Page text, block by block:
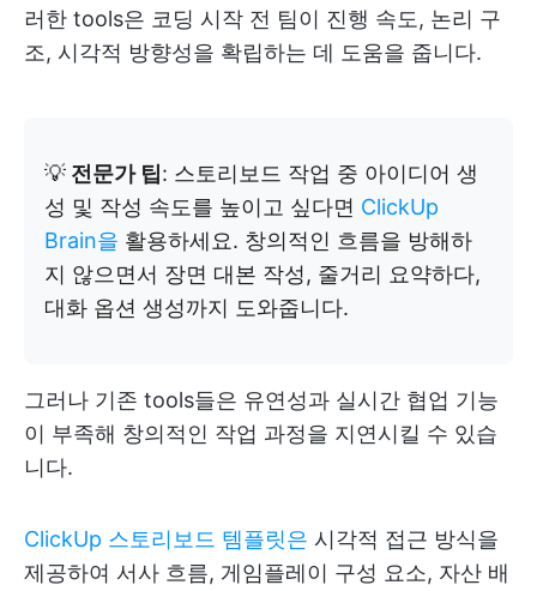
러한 tools은 코딩 시작 전 팀이 진행 속도, 논리 구
조, 시각적 방향성을 확립하는 데 도움을 줍니다.
💡 전문가 팁: 스토리보드 작업 중 아이디어 생
성 및 작성 속도를 높이고 싶다면 ClickUp
Brain을 활용하세요. 창의적인 흐름을 방해하
지 않으면서 장면 대본 작성, 줄거리 요약하다,
대화 옵션 생성까지 도와줍니다.
그러나 기존 tools들은 유연성과 실시간 협업 기능
이 부족해 창의적인 작업 과정을 지연시킬 수 있습
니다.
ClickUp 스토리보드 템플릿은 시각적 접근 방식을
제공하여 서사 흐름, 게임플레이 구성 요소, 자산 배